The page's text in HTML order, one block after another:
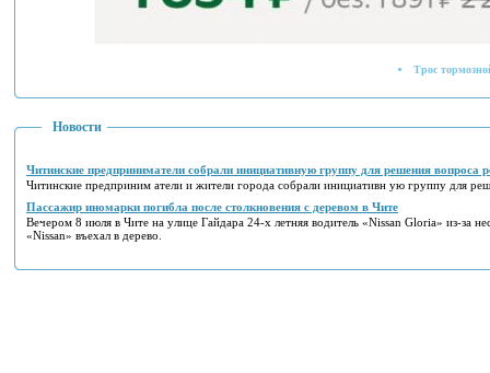
Трос
Новости
Читинские предприниматели собрали инициативную группу для решения вопроса
Читинские предприним атели и жители города собрали инициативн ую группу для
Пассажир иномарки погибла после столкновения с деревом в Чите
Вечером 8 июля в Чите на улице Гайдара 24-х летняя водитель «Nissan Gloria» из-за
«Nissan» въехал в дерево.